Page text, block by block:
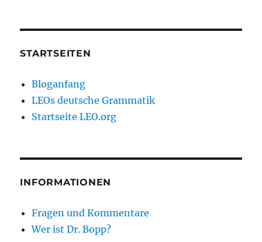
STARTSEITEN
Bloganfang
LEOs deutsche Grammatik
Startseite LEO.org
INFORMATIONEN
Fragen und Kommentare
Wer ist Dr. Bopp?